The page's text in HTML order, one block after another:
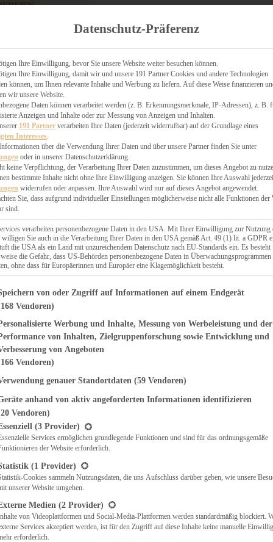
CHUTNEYS
Suche
VEGAN HERZHAFT
mit
vegan
Datenschutz-Präferenz
Ihre Einwilligung, bevor Sie unsere Website weiter besuchen können.
Ihre Einwilligung, damit wir und unsere 191 Partner Cookies und andere Technologien
können, um Ihnen relevante Inhalte und Werbung zu liefern. Auf diese Weise finanzieren
wir unsere Website.
Daten können verarbeitet werden (z. B. Erkennungsmerkmale, IP-Adressen), z. B.
Anzeigen und Inhalte oder zur Messung von Anzeigen und Inhalten.
191 Partner verarbeiten Ihre Daten (jederzeit widerrufbar) auf der Grundlage eines
Interesses
über die Verwendung Ihrer Daten und über unsere Partner finden Sie unter
oder in unserer Datenschutzerklärung.
keine Verpflichtung, der Verarbeitung Ihrer Daten zuzustimmen, um dieses Angebot zu
bestimmte Inhalte nicht ohne Ihre Einwilligung anzeigen. Sie können Ihre Auswahl
widerrufen oder anpassen. Ihre Auswahl wird nur auf dieses Angebot angewendet.
Sie, dass aufgrund individueller Einstellungen möglicherweise nicht alle Funktionen der
sind.
verarbeiten personenbezogene Daten in den USA. Mit Ihrer Einwilligung zur Nutzung
willigen Sie auch in die Verarbeitung Ihrer Daten in den USA gemäß Art. 49 (1) lit. a GDPR
die USA als ein Land mit unzureichendem Datenschutz nach EU-Standards ein. Es besteht
die Gefahr, dass US-Behörden personenbezogene Daten in Überwachungsprogrammen
ohne dass für Europäerinnen und Europäer eine Klagemöglichkeit besteht.
finden Sie eine Liste der Zwecke des IAB Transparency and
von oder Zugriff auf Informationen auf einem Endgerät
Vendoren)
Werbung und Inhalte, Messung von Werbeleistung und der
von Inhalten, Zielgruppenforschung sowie Entwicklung und
von Angeboten
Vendoren)
genauer Standortdaten (59 Vendoren)
anhand von aktiv angeforderten Informationen identifizieren
Vendoren)
eine Liste der Service-Gruppen, für die eine Einwilligung erteilt werden
(3 Provider)
Services ermöglichen grundlegende Funktionen und sind für das ordnungsgemäße
der Website erforderlich.
(1 Provider)
Cookies sammeln Nutzungsdaten, die uns Aufschluss darüber geben, wie unsere
unserer Website umgehen.
Medien (2 Provider)
von Videoplattformen und Social-Media-Plattformen werden standardmäßig blockiert.
Services akzeptiert werden, ist für den Zugriff auf diese Inhalte keine manuelle
erforderlich.